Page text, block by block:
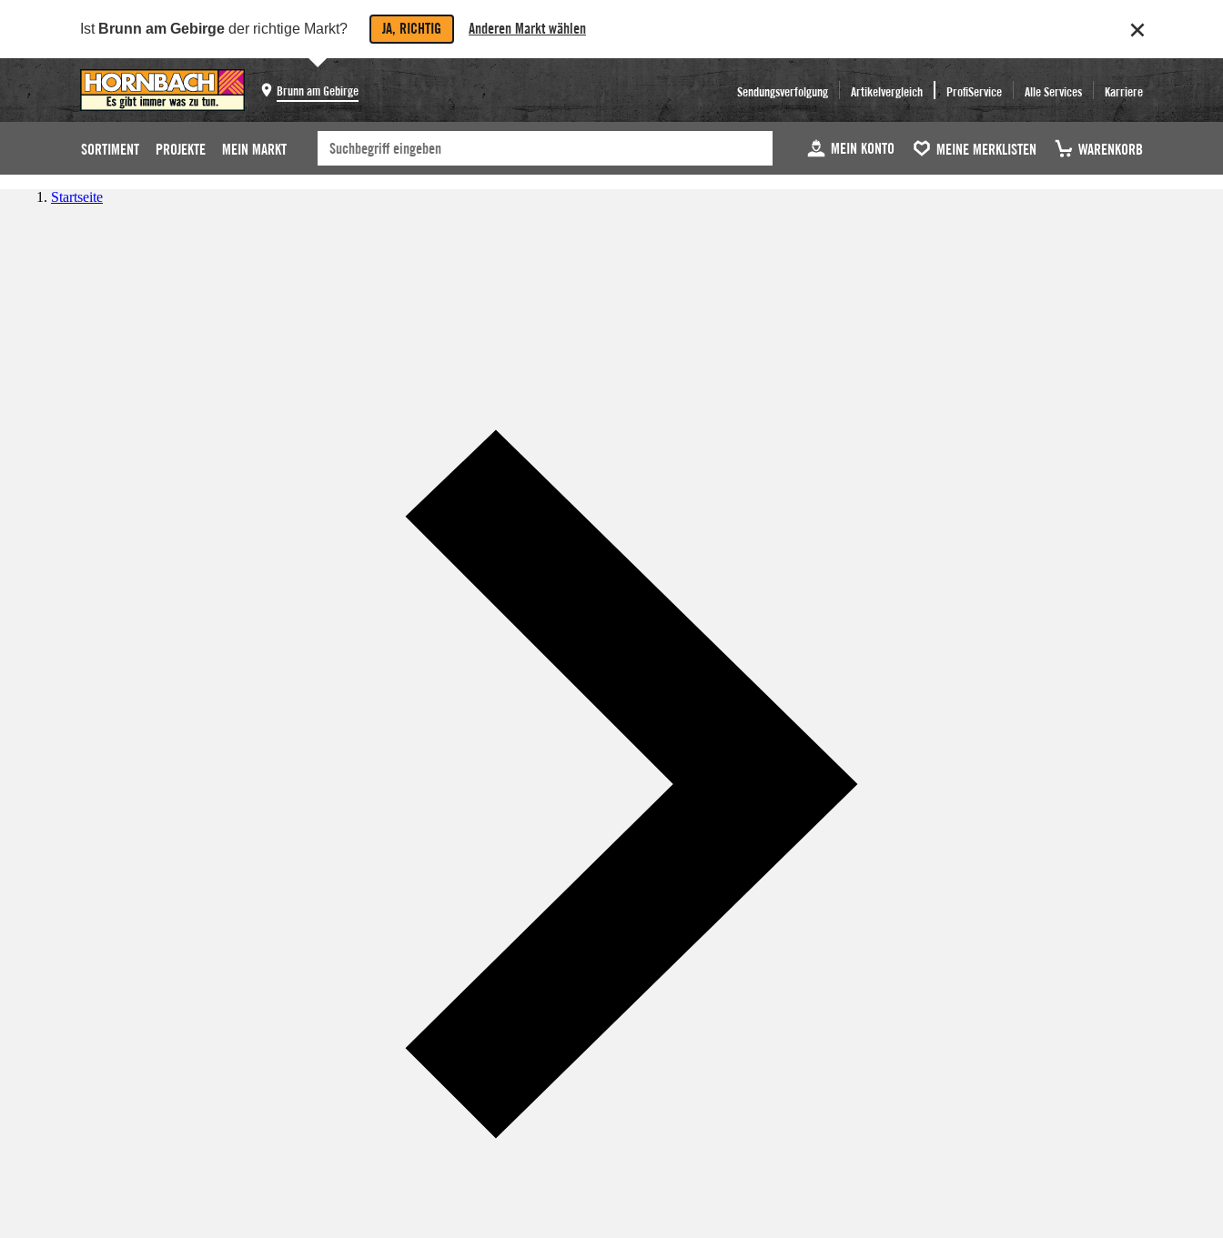
Ist Brunn am Gebirge der richtige Markt? JA, RICHTIG Anderen Markt wählen
Brunn am Gebirge Sendungsverfolgung Artikelvergleich ProfiService Alle Services Karriere
SORTIMENT PROJEKTE MEIN MARKT MEIN KONTO MEINE MERKLISTEN WARENKORB
Startseite